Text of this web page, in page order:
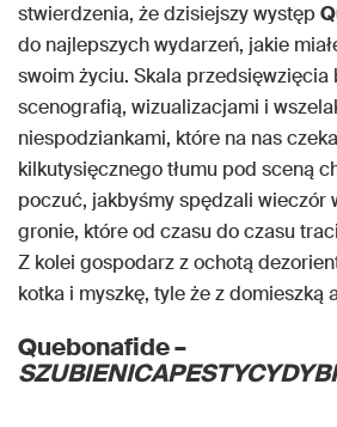
stwierdzenia, że dzisiejszy występ
do najlepszych wydarzeń, jakie
swoim życiu. Skala przedsięwzięcia
scenografią, wizualizacjami i
niespodziankami, które na nas
kilkutysięcznego tłumu pod sceną
poczuć, jakbyśmy spędzali wieczór
gronie, które od czasu do czasu
Z kolei gospodarz z ochotą
kotka i myszkę, tyle że z domieszką
Quebonafide –